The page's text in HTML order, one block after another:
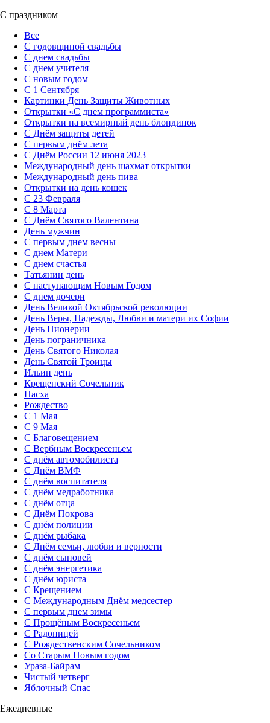
С праздником
Все
С годовщиной свадьбы
С днем свадьбы
С днем учителя
С новым годом
С 1 Сентября
Картинки День Защиты Животных
Открытки «‎С днем программиста»‎
Открытки на всемирный день блондинок
С Днём защиты детей
С первым днём лета
С Днём России 12 июня 2023
Международный день шахмат открытки
Международный день пива
Открытки на день кошек
С 23 Февраля
С 8 Марта
С Днём Святого Валентина
День мужчин
С первым днем весны
С днем Матери
C днем счастья
Татьянин день
C наступающим Новым Годом
C днем дочери
День Великой Октябрьской революции
День Веры, Надежды, Любви и матери их Софии
День Пионерии
День пограничника
День Святого Николая
День Святой Троицы
Ильин день
Крещенский Сочельник
Пасха
Рождество
С 1 Мая
С 9 Мая
С Благовещением
С Вербным Воскресеньем
С днём автомобилиста
С Днём ВМФ
С днём воспитателя
С днём медработника
С днём отца
С Днём Покрова
С днём полиции
С днём рыбака
С Днём семьи, любви и верности
С днём сыновей
С днём энергетика
С днём юриста
С Крещением
С Международным Днём медсестер
С первым днем зимы
С Прощёным Воскресеньем
С Радоницей
С Рождественским Сочельником
Со Старым Новым годом
Ураза-Байрам
Чистый четверг
Яблочный Спас
Ежедневные